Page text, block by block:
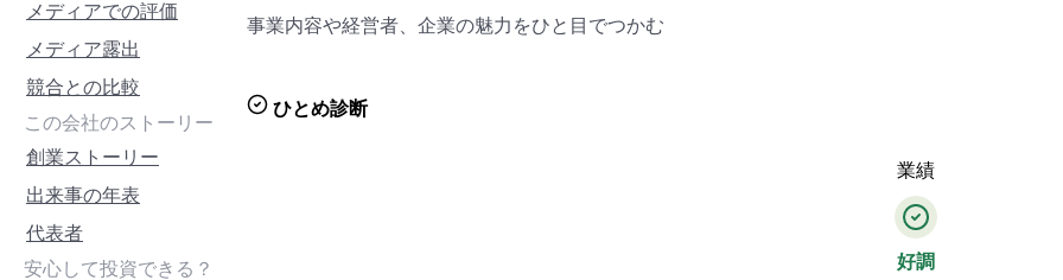
メディアでの評価
メディア露出
競合との比較
この会社のストーリー
創業ストーリー
出来事の年表
代表者
安心して投資できる？
事業内容や経営者、企業の魅力をひと目でつかむ
ひとめ診断
業績
好調